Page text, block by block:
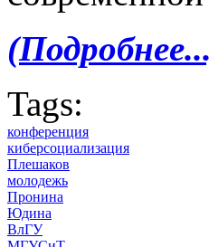
Tags:
конференция
киберсоциализация
Плешаков
молодежь
Пронина
Юдина
ВлГУ